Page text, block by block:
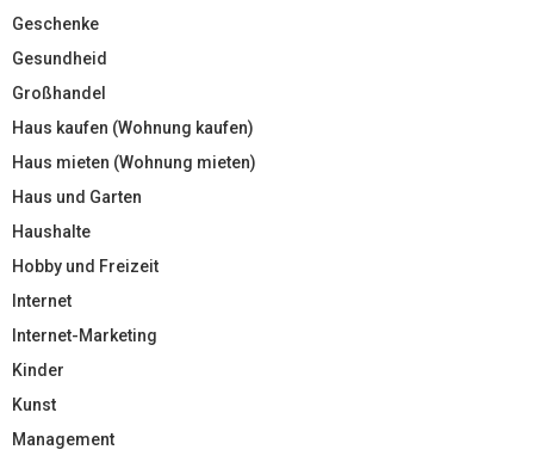
Geschenke
Gesundheid
Großhandel
Haus kaufen (Wohnung kaufen)
Haus mieten (Wohnung mieten)
Haus und Garten
Haushalte
Hobby und Freizeit
Internet
Internet-Marketing
Kinder
Kunst
Management